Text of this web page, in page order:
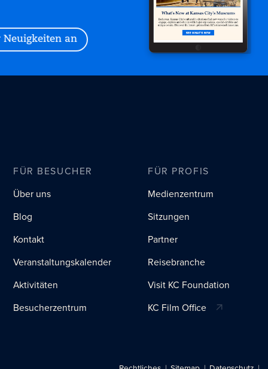
Neuigkeiten an
FÜR BESUCHER
Über uns
Blog
Kontakt
Veranstaltungskalender
Aktivitäten
Besucherzentrum
FÜR PROFIS
Medienzentrum
Sitzungen
Partner
Reisebranche
Visit KC Foundation
KC Film Office